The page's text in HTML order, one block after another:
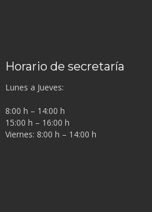
Horario de secretaría
Lunes a Jueves:
8:00 h – 14:00 h
15:00 h – 16:00 h
Viernes: 8:00 h – 14:00 h